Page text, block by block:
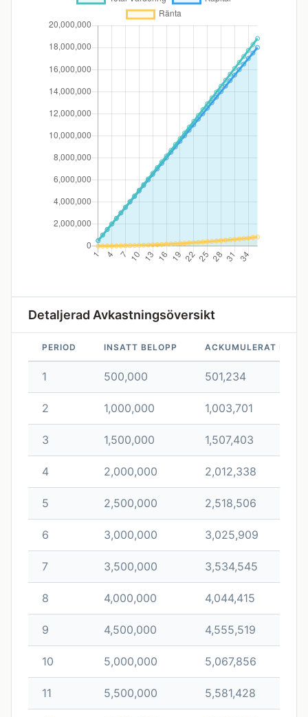
Detaljerad Avkastningsöversikt
PERIOD INSATT BELOPP ACKUMULERAT
1 500,000 501,234
2 1,000,000 1,003,701
3 1,500,000 1,507,403
4 2,000,000 2,012,338
5 2,500,000 2,518,506
6 3,000,000 3,025,909
7 3,500,000 3,534,545
8 4,000,000 4,044,415
9 4,500,000 4,555,519
10 5,000,000 5,067,856
11 5,500,000 5,581,428